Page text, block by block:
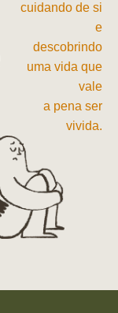
cuidando de si
e
descobrindo
uma vida que
vale
a pena ser
vivida.